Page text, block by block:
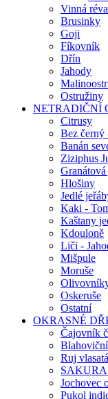
Vinná
Brusinky
Goji
Fíkovník
Dřín
Jahody
Ostružiny
NETRADIČNÍ
Citrusy
Bez černý
Banán
Ziziphus
Hlošiny
Jedlé
Kaki -
Kaštany
Kdouloně
Liči -
Mišpule
Moruše
Oskeruše
Ostatní
OKRASNÉ
Čajovník
Ruj vlasatá
SAKURA
Jochovec
Pukol